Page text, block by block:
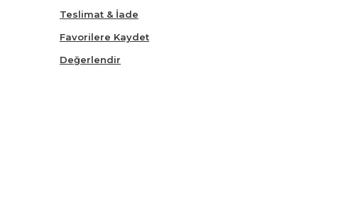
Teslimat & İade
Favorilere Kaydet
Değerlendir